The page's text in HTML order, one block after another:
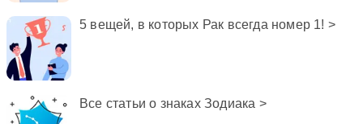
5 вещей, в которых Рак всегда номер 1! >
Все статьи о знаках Зодиака >